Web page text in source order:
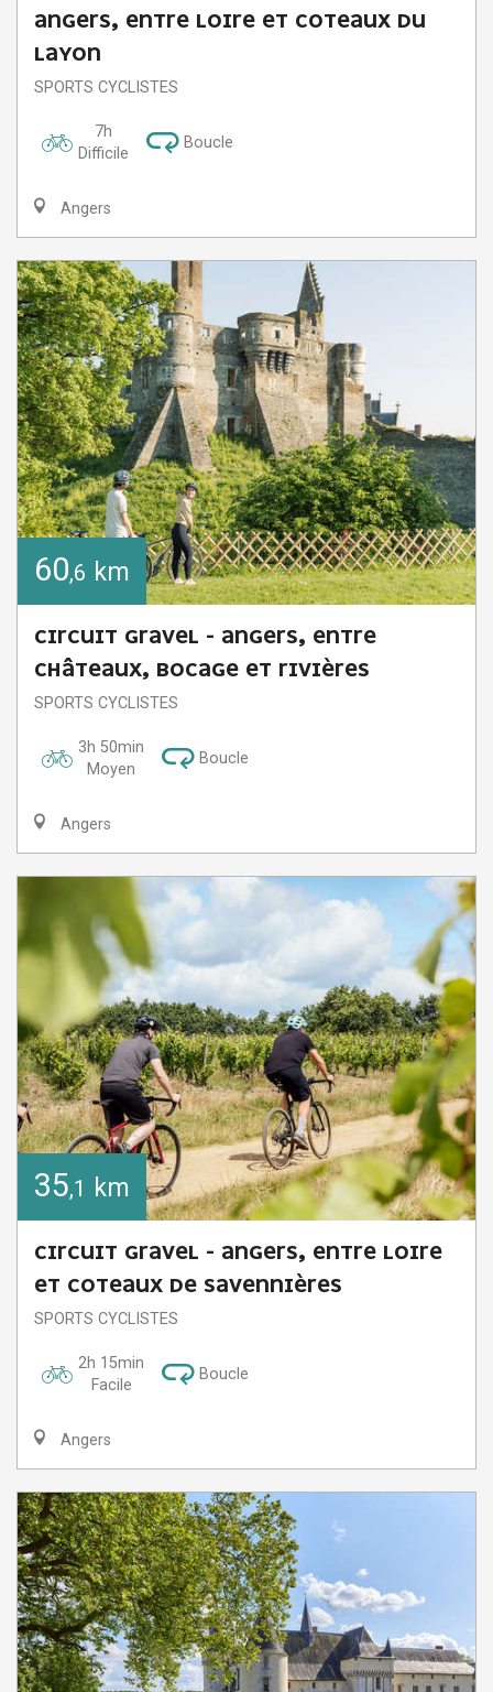
ANGERS, ENTRE LOIRE ET COTEAUX DU
LAYON
SPORTS CYCLISTES
7h
Difficile
Boucle
Angers
60,6 km
CIRCUIT GRAVEL - ANGERS, ENTRE
CHÂTEAUX, BOCAGE ET RIVIÈRES
SPORTS CYCLISTES
3h 50min
Moyen
Boucle
Angers
35,1 km
CIRCUIT GRAVEL - ANGERS, ENTRE LOIRE
ET COTEAUX DE SAVENNIÈRES
SPORTS CYCLISTES
2h 15min
Facile
Boucle
Angers